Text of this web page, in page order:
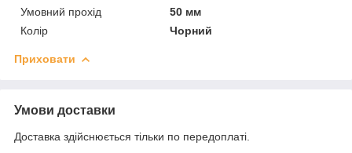
Умовний прохід
50 мм
Колір
Чорний
Приховати
Умови доставки
Доставка здійснюється тільки по передоплаті.